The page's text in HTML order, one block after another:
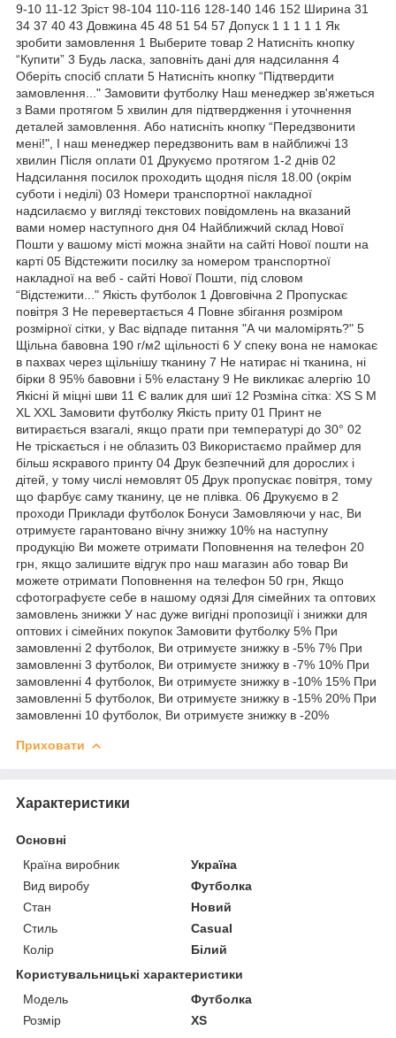
9-10 11-12 Зріст 98-104 110-116 128-140 146 152 Ширина 31
34 37 40 43 Довжина 45 48 51 54 57 Допуск 1 1 1 1 1 Як
зробити замовлення 1 Выберите товар 2 Натисніть кнопку
“Купити” 3 Будь ласка, заповніть дані для надсилання 4
Оберіть спосіб сплати 5 Натисніть кнопку “Підтвердити
замовлення..." Замовити футболку Наш менеджер зв'яжеться
з Вами протягом 5 хвилин для підтвердження і уточнення
деталей замовлення. Або натисніть кнопку “Передзвонити
мені!", І наш менеджер передзвонить вам в найближчі 13
хвилин Після оплати 01 Друкуємо протягом 1-2 днів 02
Надсилання посилок проходить щодня після 18.00 (окрім
суботи і неділі) 03 Номери транспортної накладної
надсилаємо у вигляді текстових повідомлень на вказаний
вами номер наступного дня 04 Найближчий склад Нової
Пошти у вашому місті можна знайти на сайті Нової пошти на
карті 05 Відстежити посилку за номером транспортної
накладної на веб - сайті Нової Пошти, під словом
“Відстежити..." Якість футболок 1 Довговічна 2 Пропускає
повітря 3 Не перевертається 4 Повне збігання розміром
розмірної сітки, у Вас відпаде питання "А чи маломірять?" 5
Щільна бавовна 190 г/м2 щільності 6 У спеку вона не намокає
в пахвах через щільнішу тканину 7 Не натирає ні тканина, ні
бірки 8 95% бавовни і 5% еластану 9 Не викликає алергію 10
Якісні й міцні шви 11 Є валик для шиї 12 Розміна сітка: XS S M
XL XXL Замовити футболку Якість приту 01 Принт не
витирається взагалі, якщо прати при температурі до 30° 02
Не тріскається і не облазить 03 Використаємо праймер для
більш яскравого принту 04 Друк безпечний для дорослих і
дітей, у тому числі немовлят 05 Друк пропускає повітря, тому
що фарбує саму тканину, це не плівка. 06 Друкуємо в 2
проходи Приклади футболок Бонуси Замовляючи у нас, Ви
отримуєте гарантовано вічну знижку 10% на наступну
продукцію Ви можете отримати Поповнення на телефон 20
грн, якщо залишите відгук про наш магазин або товар Ви
можете отримати Поповнення на телефон 50 грн, Якщо
сфотографуєте себе в нашому одязі Для сімейних та оптових
замовлень знижки У нас дуже вигідні пропозиції і знижки для
оптових і сімейних покупок Замовити футболку 5% При
замовленні 2 футболок, Ви отримуєте знижку в -5% 7% При
замовленні 3 футболок, Ви отримуєте знижку в -7% 10% При
замовленні 4 футболок, Ви отримуєте знижку в -10% 15% При
замовленні 5 футболок, Ви отримуєте знижку в -15% 20% При
замовленні 10 футболок, Ви отримуєте знижку в -20%
Приховати
Характеристики
Основні
Країна виробник
Україна
Вид виробу
Футболка
Стан
Новий
Стиль
Casual
Колір
Білий
Користувальницькі характеристики
Мoдель
Футболка
Розмір
XS